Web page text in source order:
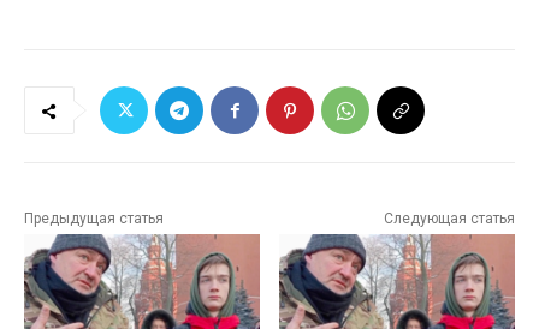
Предыдущая статья Следующая статья